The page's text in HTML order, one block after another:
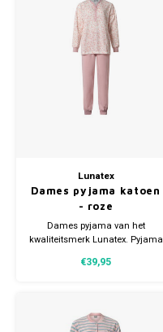
Lunatex
Dames pyjama katoen
- roze
Dames pyjama van het
kwaliteitsmerk Lunatex. Pyjama
verkrijgbaar in meerdere
€39,95